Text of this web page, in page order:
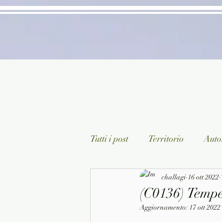
Tutti i post Territorio
Classici lett. italiana
(C0136)
challagi 16 ott 2022
Aggiornamento: 17 ott 2022